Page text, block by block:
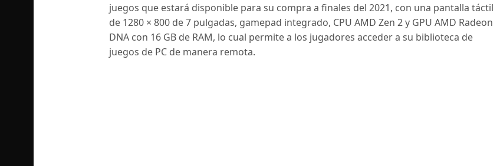
juegos que estará disponible para su compra a finales del 2021, con una pantalla táctil
de 1280 × 800 de 7 pulgadas, gamepad integrado, CPU AMD Zen 2 y GPU AMD Radeon
DNA con 16 GB de RAM, lo cual permite a los jugadores acceder a su biblioteca de
juegos de PC de manera remota.